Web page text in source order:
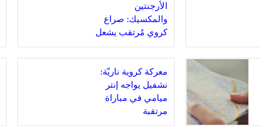
الأرجنتين
والمكسيك: صراع
كروي مُرتقب يشعل
الملاعب
معركة كروية ناريّة:
نشفيل يواجه إنتر
ميامي في مباراة
مرتقبة